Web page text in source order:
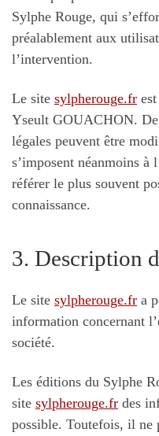
Sylphe Rouge, qui
préalablement aux
l’intervention.
Le site sylpherouge.fr
Yseult GOUACHON.
légales peuvent être
s’imposent néanmoins à
référer le plus souvent
connaissance.
3. Description
Le site sylpherouge.fr a
information concernant
société.
Les éditions du Sylphe
site sylpherouge.fr des
possible. Toutefois, il ne